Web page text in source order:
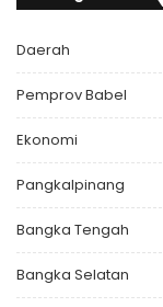
Daerah
Pemprov Babel
Ekonomi
Pangkalpinang
Bangka Tengah
Bangka Selatan